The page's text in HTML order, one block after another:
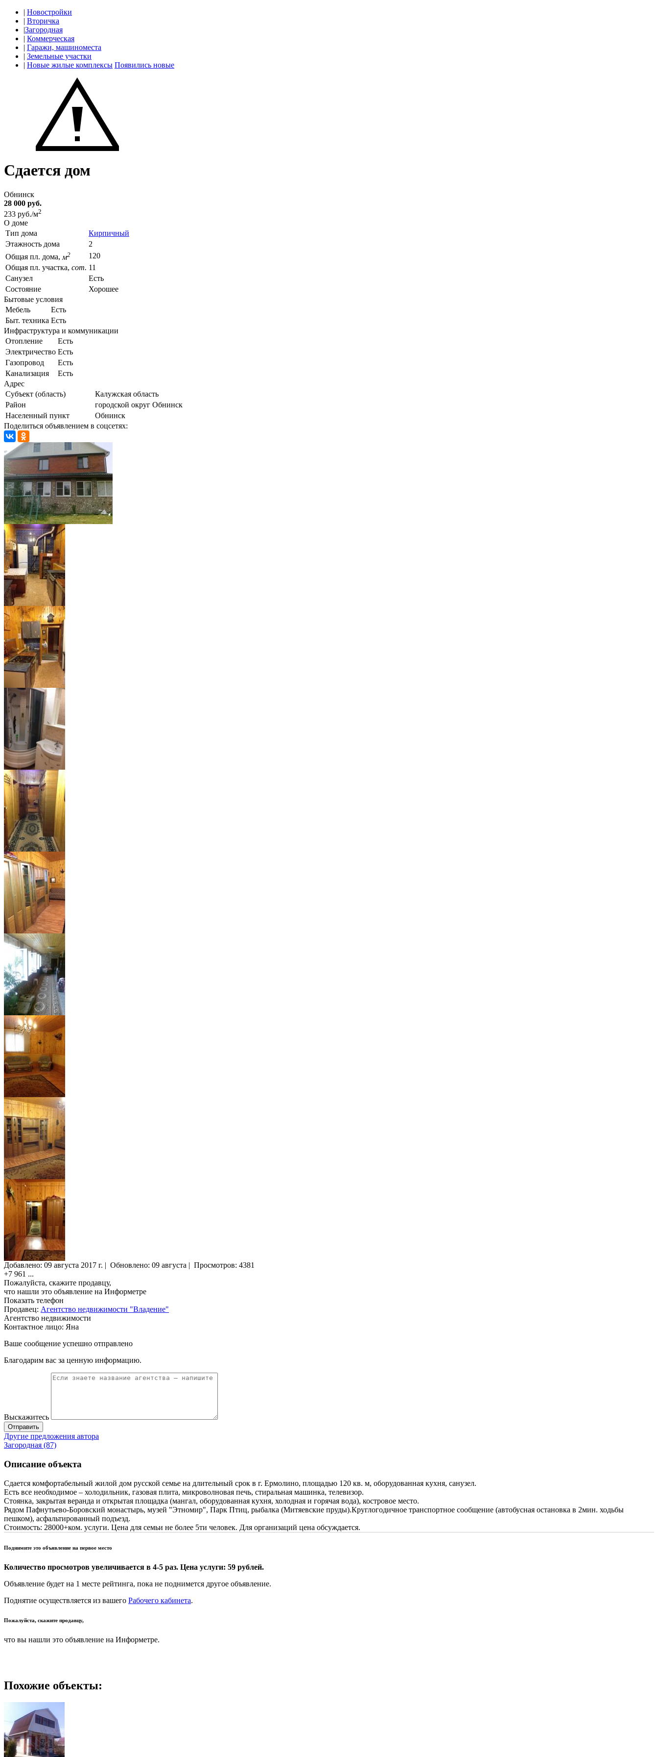
| Новостройки
| Вторичка
|Загородная
| Коммерческая
| Гаражи, машиноместа
| Земельные участки
| Новые жилые комплексы Появились новые
Сдается дом
Обнинск
28 000 руб.
233 руб./м2
О доме
Тип дома
Кирпичный
Этажность дома
2
Общая пл. дома, м2
120
Общая пл. участка, сот. 11
Санузел
Есть
Состояние
Хорошее
Бытовые условия
Мебель
Есть
Быт. техника Есть
Инфраструктура и коммуникации
Отопление
Есть
Электричество Есть
Газопровод
Есть
Канализация
Есть
Адрес
Субъект (область)
Калужская область
Район
городской округ Обнинск
Населенный пункт
Обнинск
Поделиться объявлением в соцсетях:
Добавлено: 09 августа 2017 г. | Обновлено: 09 августа | Просмотров: 4381
+7 961 ...
Пожалуйста, скажите продавцу,
что нашли это объявление на Информетре
Показать телефон
Продавец: Агентство недвижимости "Владение"
Агентство недвижимости
Контактное лицо: Яна
Ваше сообщение успешно отправлено
Благодарим вас за ценную информацию.
Выскажитесь
Отправить
Другие предложения автора
Загородная (87)
Описание объекта
Сдается комфортабельный жилой дом русской семье на длительный срок в г. Ермолино, площадью 120 кв. м, оборудованная кухня, санузел.
Есть все необходимое – холодильник, газовая плита, микроволновая печь, стиральная машинка, телевизор.
Стоянка, закрытая веранда и открытая площадка (мангал, оборудованная кухня, холодная и горячая вода), костровое место.
Рядом Пафнутьево-Боровский монастырь, музей "Этномир", Парк Птиц, рыбалка (Митяевские пруды).Круглогодичное транспортное сообщение (автобусная остановка в 2мин. ходьбы
пешком), асфальтированный подъезд.
Стоимость: 28000+ком. услуги. Цена для семьи не более 5ти человек. Для организаций цена обсуждается.
Поднимите это объявление на первое место
Количество просмотров увеличивается в 4-5 раз. Цена услуги: 59 рублей.
Объявление будет на 1 месте рейтинга, пока не поднимется другое объявление.
Поднятие осуществляется из вашего Рабочего кабинета.
Пожалуйста, скажите продавцу,
что вы нашли это объявление на Информетре.
Похожие объекты: